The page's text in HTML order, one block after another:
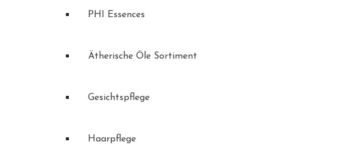
PHI Essences
Ätherische Öle Sortiment
Gesichtspflege
Haarpflege